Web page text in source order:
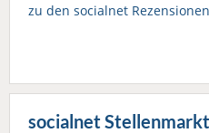
zu den socialnet Rezensionen
socialnet Stellenmarkt